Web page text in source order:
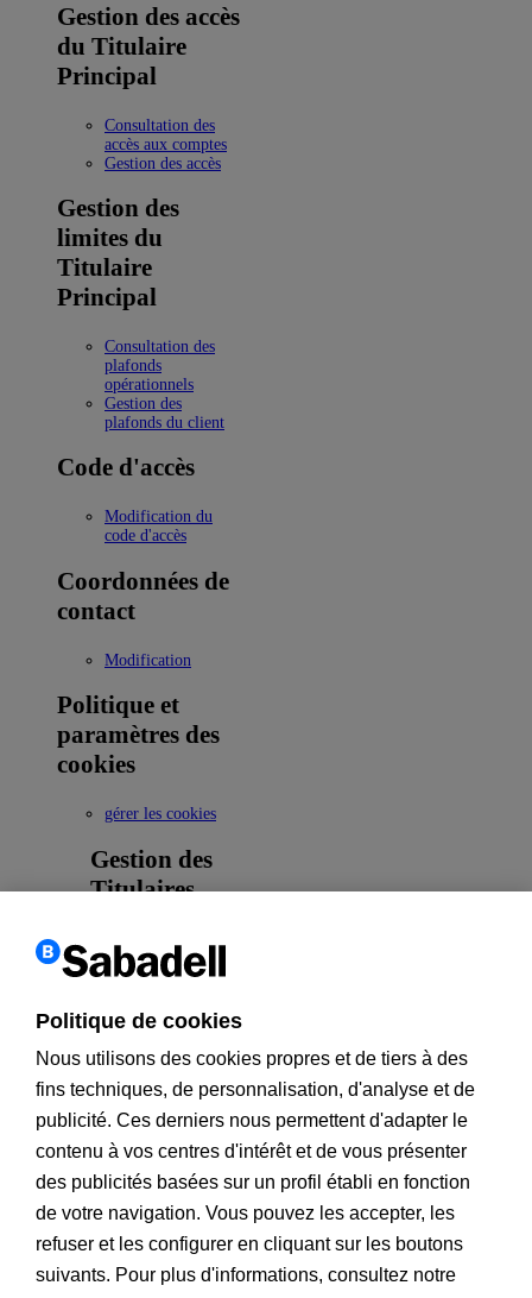
Gestion des accès
du Titulaire
Principal
Consultation des
accès aux comptes
Gestion des accès
Gestion des
limites du
Titulaire
Principal
Consultation des
plafonds
opérationnels
Gestion des
plafonds du client
Code d'accès
Modification du
code d'accès
Coordonnées de
contact
Modification
Politique et
paramètres des
cookies
gérer les cookies
Gestion des
Titulaires
Gestion des
Nouveau
Opérations
réservées aux
agents
Affectation des
Retour
Informations pour les clients
Politique de cookies
Nous utilisons des cookies propres et de tiers à des
fins techniques, de personnalisation, d'analyse et de
publicité. Ces derniers nous permettent d'adapter le
contenu à vos centres d'intérêt et de vous présenter
des publicités basées sur un profil établi en fonction
de votre navigation. Vous pouvez les accepter, les
refuser et les configurer en cliquant sur les boutons
suivants. Pour plus d'informations, consultez notre